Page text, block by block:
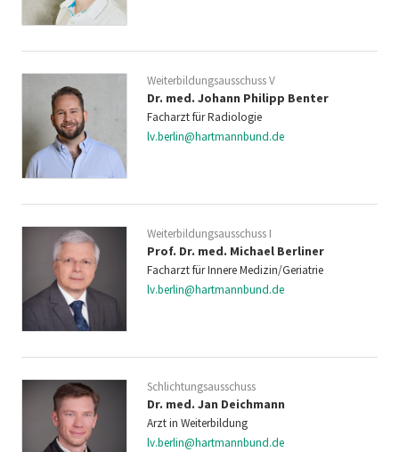
Weiterbildungsausschuss V
Dr. med. Johann Philipp Benter
Facharzt für Radiologie
lv.berlin@hartmannbund.de
Weiterbildungsausschuss I
Prof. Dr. med. Michael Berliner
Facharzt für Innere Medizin/Geriatrie
lv.berlin@hartmannbund.de
Schlichtungsausschuss
Dr. med. Jan Deichmann
Arzt in Weiterbildung
lv.berlin@hartmannbund.de